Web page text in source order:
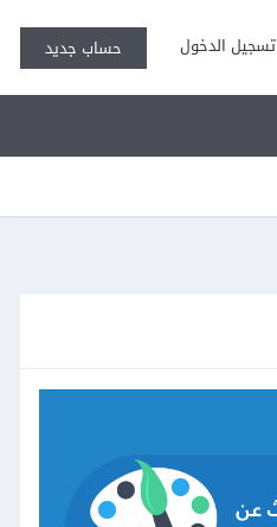
تسجيل الدخول حساب جديد